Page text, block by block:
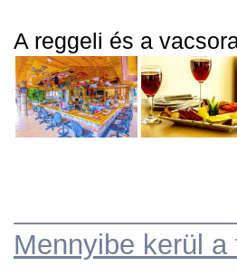
A reggeli és a
Mennyibe kerül a